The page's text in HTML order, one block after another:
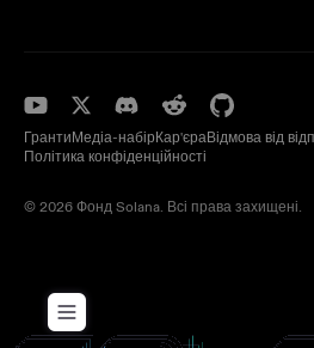
ГрантиМедіа-набірКар'єраВідмова від
Політика конфіденційності
© 2026 Фонд Solana. Всі права захищені.